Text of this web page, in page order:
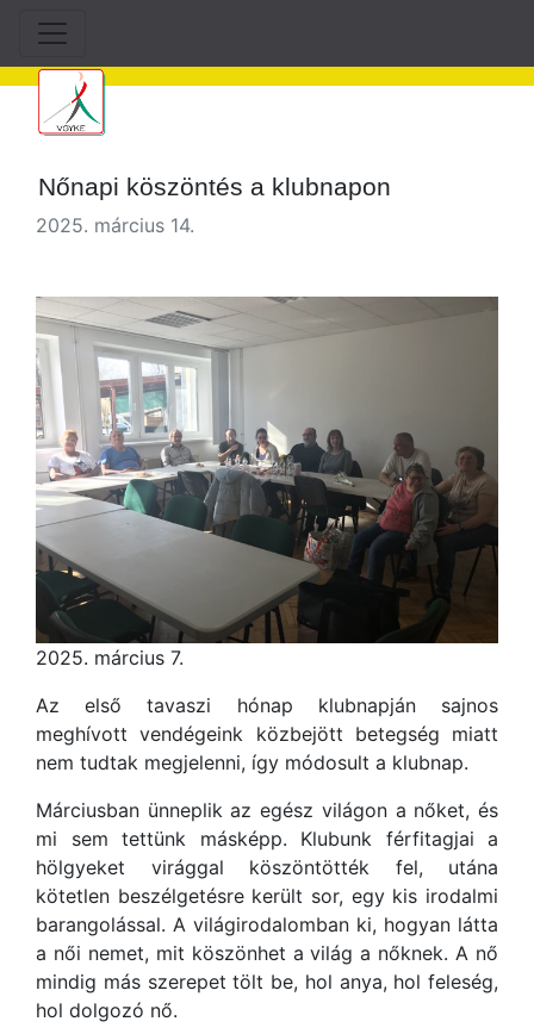
Nőnapi köszöntés a klubnapon
2025. március 14.
2025. március 7.
Az első tavaszi hónap klubnapján sajnos
meghívott vendégeink közbejött betegség miatt
nem tudtak megjelenni, így módosult a klubnap.
Márciusban ünneplik az egész világon a nőket, és
mi sem tettünk másképp. Klubunk férfitagjai a
hölgyeket virággal köszöntötték fel, utána
kötetlen beszélgetésre került sor, egy kis irodalmi
barangolással. A világirodalomban ki, hogyan látta
a női nemet, mit köszönhet a világ a nőknek. A nő
mindig más szerepet tölt be, hol anya, hol feleség,
hol dolgozó nő.